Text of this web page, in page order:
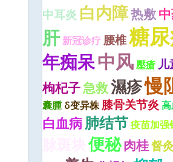
中耳炎 白内障热敷
肝 新冠诊疗 腰椎糖
年痴呆中风壓瘡
枸杞子急救濕疹慢
囊腫 δ变异株 膝骨关节炎
白血病肺结节疫苗加强
便秘肉桂督灸